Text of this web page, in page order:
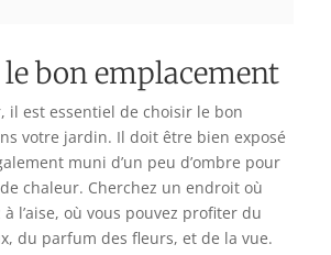
le bon emplacement
il est essentiel de choisir le bon
votre jardin. Il doit être bien exposé
muni d’un peu d’ombre pour
chaleur. Cherchez un endroit où
l’aise, où vous pouvez profiter du
du parfum des fleurs, et de la vue.